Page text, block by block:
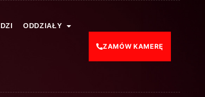
ODDZIAŁY
ZAMÓW KAMERĘ